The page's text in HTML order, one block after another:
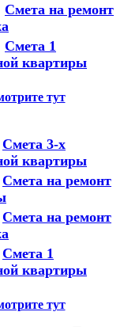
Смета на ремонт
Смета 1
квартиры
тут
Смета 3-х
квартиры
Смета на ремонт
Смета на ремонт
Смета 1
квартиры
тут